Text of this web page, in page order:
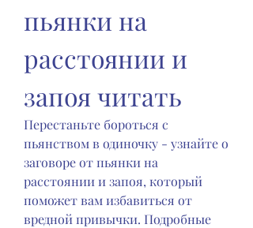
пьянки на
расстоянии и
запоя читать
Перестаньте бороться с
пьянством в одиночку - узнайте о
заговоре от пьянки на
расстоянии и запоя, который
поможет вам избавиться от
вредной привычки. Подробные